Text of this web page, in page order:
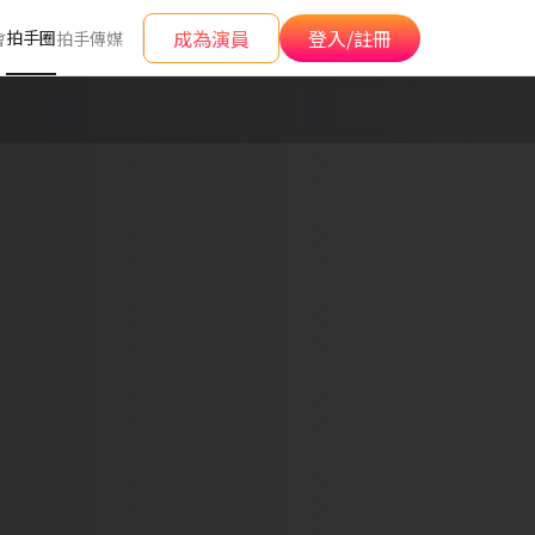
拍手圈拍手傳媒 成為演員 登入/註冊